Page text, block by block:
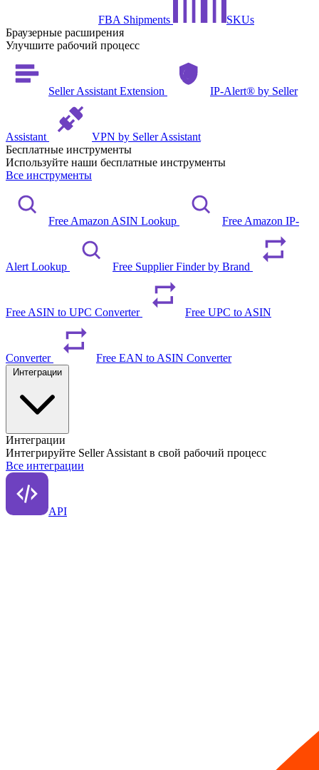
FBA Shipments
SKUs
Браузерные расширения
Улучшите рабочий процесс
Seller Assistant Extension IP-Alert® by Seller
Assistant
VPN by Seller Assistant
Бесплатные инструменты
Используйте наши бесплатные инструменты
Все инструменты
Free Amazon ASIN Lookup Free Amazon IP-
Alert Lookup Free Supplier Finder by Brand
Free ASIN to UPC Converter Free UPC to ASIN
Converter Free EAN to ASIN Converter
Интеграции
Интегрируйте Seller Assistant в свой рабочий процесс
Все интеграции
API